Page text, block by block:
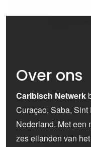
Over ons
Caribisch Netwerk
Curaçao, Saba,
Nederland. Met een
zes eilanden van